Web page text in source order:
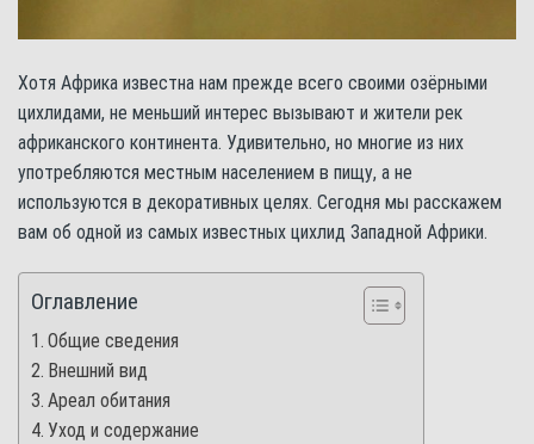
Хотя Африка известна нам прежде всего своими озёрными
цихлидами, не меньший интерес вызывают и жители рек
африканского континента. Удивительно, но многие из них
употребляются местным населением в пищу, а не
используются в декоративных целях. Сегодня мы расскажем
вам об одной из самых известных цихлид Западной Африки.
Оглавление
Общие сведения
Внешний вид
Ареал обитания
Уход и содержание